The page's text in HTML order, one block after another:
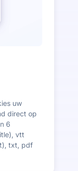
uw
direct op
6
vtt
txt, pdf